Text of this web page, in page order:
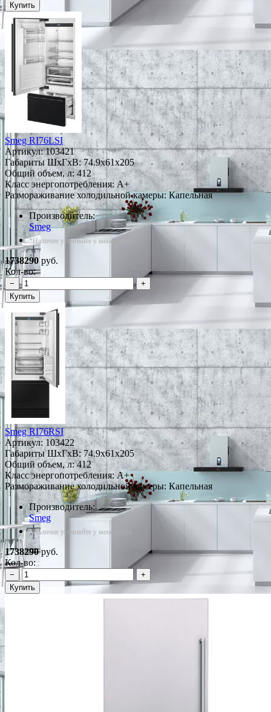
Купить
Smeg RI76LSI
Артикул:103421
Габариты ШxГxВ: 74.9x61x205
Общий объем, л: 412
Класс энергопотребления: A+
Размораживание холодильной камеры: Капельная
Производитель:
Smeg
*Наличие уточняйте у менеджера
1738290руб.
Кол-во:
−
+
Купить
Smeg RI76RSI
Артикул:103422
Габариты ШxГxВ: 74.9x61x205
Общий объем, л: 412
Класс энергопотребления: A+
Размораживание холодильной камеры: Капельная
Производитель:
Smeg
*Наличие уточняйте у менеджера
1738290руб.
Кол-во:
−
+
Купить